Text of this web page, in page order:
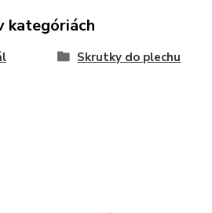
kategóriách
Skrutky do plechu